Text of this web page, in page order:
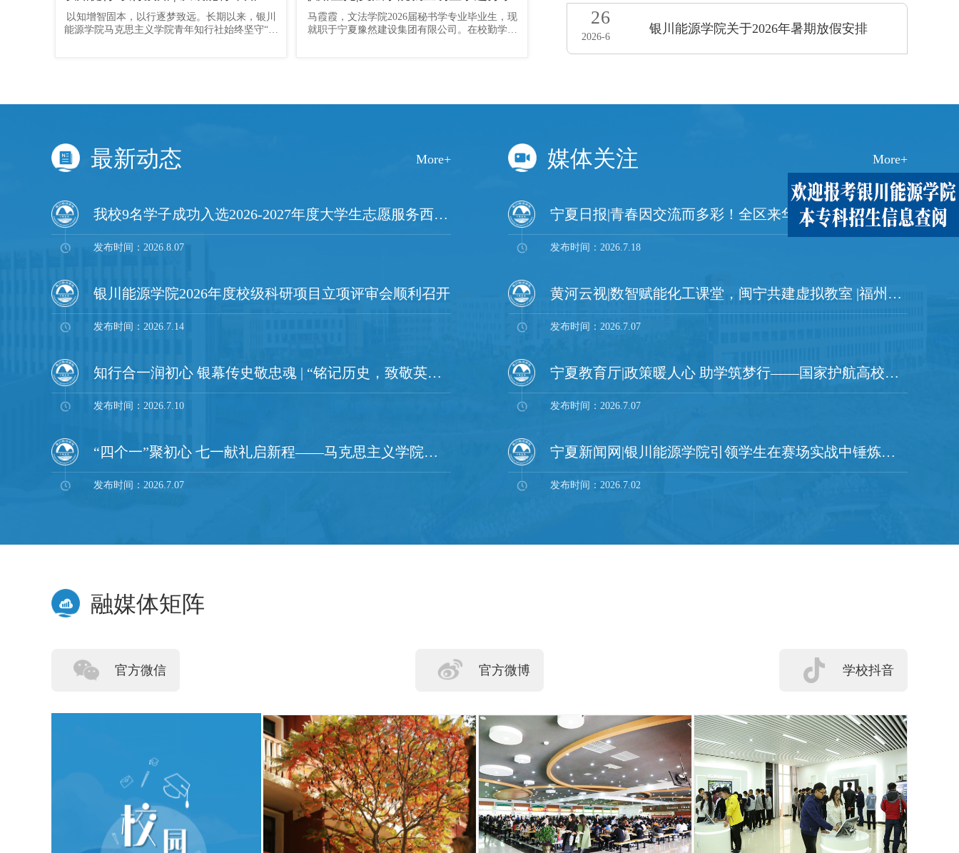
以知增智固本，以行逐梦致远。长期以来，银川
能源学院马克思主义学院青年知行社始终坚守“知
马霞霞，文法学院2026届秘书学专业毕业生，现
就职于宁夏豫然建设集团有限公司。在校勤学深
在数字信息学院优秀校友行列中，有一位携笔从
戎、扎根基层的青年榜样。他从银能校园出发，
将军人作风、党员初心与基层工作紧密结合，在
服务群众、乡村发展一线笃实奋进，以忠诚担
学生，我主动响应利通区返家乡社会
为期十五天陪伴社区未成年人。正式
26
2026-6
银川能源学院关于2026年暑期放假安排
最新动态 More+
我校9名学子成功入选2026-2027年度大学生志愿服务西部计划
发布时间：2026.8.07
银川能源学院2026年度校级科研项目立项评审会顺利召开
发布时间：2026.7.14
知行合一润初心 银幕传史敬忠魂 | “铭记历史，致敬英雄”大学生微电影展示活动圆满收官
发布时间：2026.7.10
“四个一”聚初心 七一献礼启新程——马克思主义学院举办庆祝建党105周年系列主题活动
发布时间：2026.7.07
媒体关注 More+
宁夏日报|青春因交流而多彩！全区来华留学生暑期文化实践交流活动启幕
发布时间：2026.7.18
黄河云视|数智赋能化工课堂，闽宁共建虚拟教室 |福州大学、银川能源学院、福州大学至诚学院三校协同推进智慧化工原理课程建设
发布时间：2026.7.07
宁夏教育厅|政策暖人心 助学筑梦行——国家护航高校学子求学路
发布时间：2026.7.07
宁夏新闻网|银川能源学院引领学生在赛场实战中锤炼真本领
发布时间：2026.7.02
融媒体矩阵
官方微信 官方微博 学校抖音